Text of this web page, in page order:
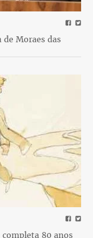
de Moraes das
80 anos